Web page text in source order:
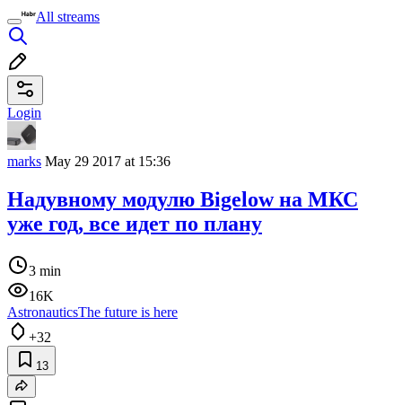
All streams
Login
marks May 29 2017 at 15:36
Надувному модулю Bigelow на МКС
уже год, все идет по плану
3 min
16K
AstronauticsThe future is here
+32
13